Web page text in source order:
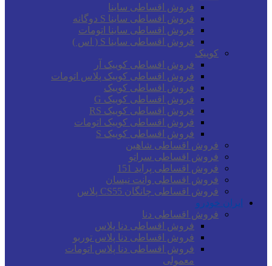
فروش اقساطی ساینا
فروش اقساطی ساینا S دوگانه
فروش اقساطی ساینا اتومات
فروش اقساطی ساینا S ( اس )
کوییک
فروش اقساطی کوییک آر
فروش اقساطی کوییک پلاس اتومات
فروش اقساطی کوییک
فروش اقساطی کوییک G
فروش اقساطی کوییک RS
فروش اقساطی کوییک اتومات
فروش اقساطی کوییک S
فروش اقساطی شاهین
فروش اقساطی سراتو
فروش اقساطی پراید 151
فروش اقساطی وانت نیسان
فروش اقساطی چانگان CS55 پلاس
ایران خودرو
فروش اقساطی دنا
فروش اقساطی دنا پلاس
فروش اقساطی دنا پلاس توربو
فروش اقساطی دنا پلاس اتومات
معمولی